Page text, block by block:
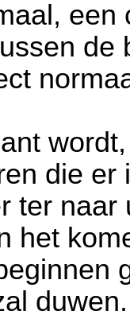
de
die
ter
het
duwen.